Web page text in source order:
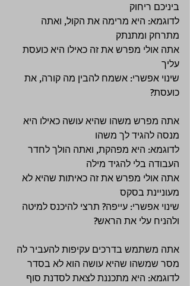
ביניכם ריחוק
לדוגמא: היא מרימה את הקול, ואתה
מתרחק ומתנתק
אתה אולי מפרש את זה כאילו היא כועסת
עליך
שינוי אפשרי: אשמח להבין מה קורה, את
כועסת?
אתה מפרש משהו שהיא עושה כאילו היא
מנסה להגיד לך משהו
לדוגמא: היא מפהקת, ואתה הולך לחדר
העבודה בלי להגיד מילה
אתה אולי מפרש את זה כאיתות שהיא לא
מעוניינת בסקס
שינוי אפשרי: עייפה? תרצי להיכנס למיטה
ולהניח עלי את הראש?
אתה משתמש בדרכים עקיפות להעביר לה
מסר שמשהו שהיא עושה הוא לא בסדר
לדוגמא: היא מתכננת לצאת לסדנת סוף